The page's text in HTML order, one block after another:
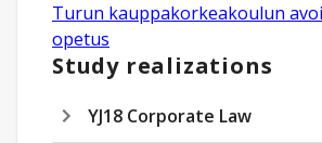
Turun kauppakorkeakoulun
opetus
Study realizations
YJ18 Corporate Law